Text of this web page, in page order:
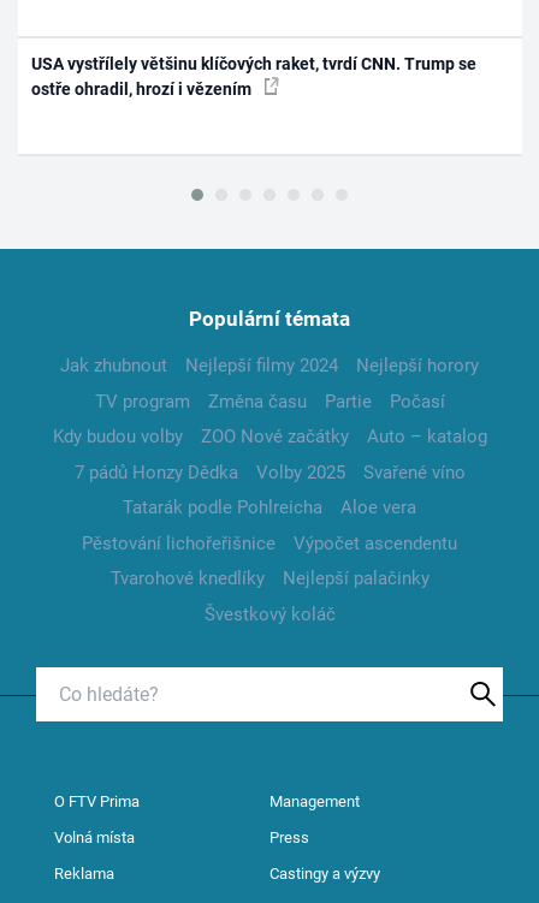
USA vystřílely většinu klíčových raket, tvrdí CNN. Trump se
ostře ohradil, hrozí i vězením
Populární témata
Jak zhubnout Nejlepší filmy 2024
Nejlepší horory
TV program
Změna času Partie
Počasí
Kdy budou volby
ZOO Nové začátky
Auto – katalog
7 pádů Honzy Dědka
Volby 2025
Svařené víno
Tatarák podle Pohlreicha
Aloe vera
Pěstování lichořeřišnice
Výpočet ascendentu
Tvarohové knedlíky
Nejlepší palačinky
Švestkový koláč
O FTV Prima Management
Volná místa Press
Reklama Castingy a výzvy